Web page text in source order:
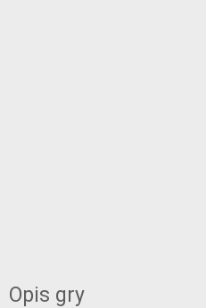
Opis gry